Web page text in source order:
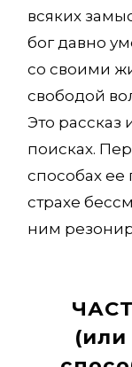
всяких
бог давно
со своими
свободой
Это рассказ
поисках.
способах ее
страхе
ним